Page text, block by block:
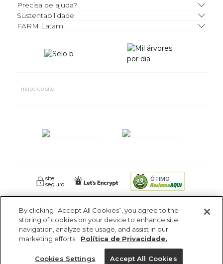
Precisa de ajuda?
Sustentabilidade
FARM Latam
FARM RIO CIDADE MARAVILHOSA INDUSTRIA E COMERCIO DE
ROUPAS SA. - Av Coronel Phidias Tavora 360, Blc 1 Armazém 1 -
Pavuna - Rio de Janeiro - RJ - CEP: 21535-510. CNPJ: 09.611.669/0005-18
mapa do site
site
seguro
ÓTIMO
By clicking “Accept All Cookies”, you agree to the
storing of cookies on your device to enhance site
navigation, analyze site usage, and assist in our
marketing efforts.
Política de Privacidade.
Cookies Settings Accept All Cookies